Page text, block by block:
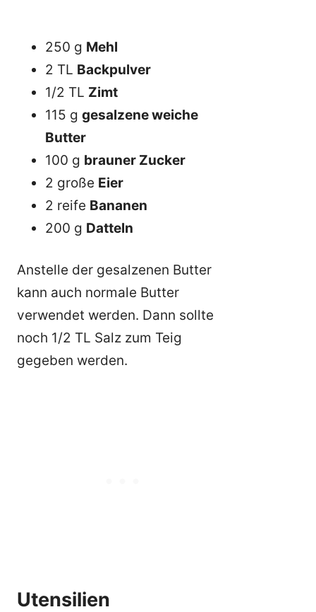
250 g Mehl
2 TL Backpulver
1/2 TL Zimt
115 g gesalzene weiche
Butter
100 g brauner Zucker
2 große Eier
2 reife Bananen
200 g Datteln
Anstelle der gesalzenen Butter
kann auch normale Butter
verwendet werden. Dann sollte
noch 1/2 TL Salz zum Teig
gegeben werden.
Utensilien